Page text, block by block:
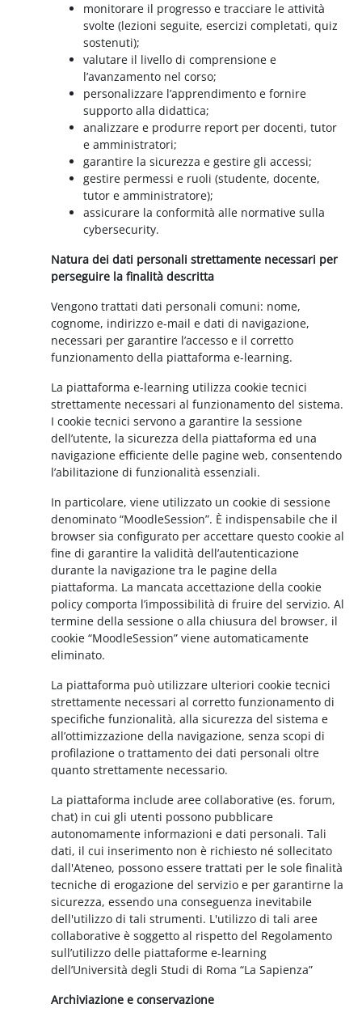
monitorare il progresso e tracciare le attività
svolte (lezioni seguite, esercizi completati, quiz
sostenuti);
valutare il livello di comprensione e
l’avanzamento nel corso;
personalizzare l’apprendimento e fornire
supporto alla didattica;
analizzare e produrre report per docenti, tutor
e amministratori;
garantire la sicurezza e gestire gli accessi;
gestire permessi e ruoli (studente, docente,
tutor e amministratore);
assicurare la conformità alle normative sulla
cybersecurity.
Natura dei dati personali strettamente necessari per
perseguire la finalità descritta
Vengono trattati dati personali comuni: nome,
cognome, indirizzo e-mail e dati di navigazione,
necessari per garantire l’accesso e il corretto
funzionamento della piattaforma e-learning.
La piattaforma e-learning utilizza cookie tecnici
strettamente necessari al funzionamento del sistema.
I cookie tecnici servono a garantire la sessione
dell’utente, la sicurezza della piattaforma ed una
navigazione efficiente delle pagine web, consentendo
l’abilitazione di funzionalità essenziali.
In particolare, viene utilizzato un cookie di sessione
denominato “MoodleSession”. È indispensabile che il
browser sia configurato per accettare questo cookie al
fine di garantire la validità dell’autenticazione
durante la navigazione tra le pagine della
piattaforma. La mancata accettazione della cookie
policy comporta l’impossibilità di fruire del servizio. Al
termine della sessione o alla chiusura del browser, il
cookie “MoodleSession” viene automaticamente
eliminato.
La piattaforma può utilizzare ulteriori cookie tecnici
strettamente necessari al corretto funzionamento di
specifiche funzionalità, alla sicurezza del sistema e
all’ottimizzazione della navigazione, senza scopi di
profilazione o trattamento dei dati personali oltre
quanto strettamente necessario.
La piattaforma include aree collaborative (es. forum,
chat) in cui gli utenti possono pubblicare
autonomamente informazioni e dati personali. Tali
dati, il cui inserimento non è richiesto né sollecitato
dall'Ateneo, possono essere trattati per le sole finalità
tecniche di erogazione del servizio e per garantirne la
sicurezza, essendo una conseguenza inevitabile
dell'utilizzo di tali strumenti. L'utilizzo di tali aree
collaborative è soggetto al rispetto del Regolamento
sull’utilizzo delle piattaforme e-learning
dell’Università degli Studi di Roma “La Sapienza”
Archiviazione e conservazione